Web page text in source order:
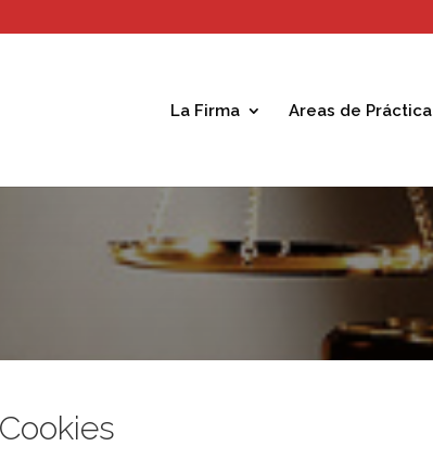
La Firma Areas de Práctica